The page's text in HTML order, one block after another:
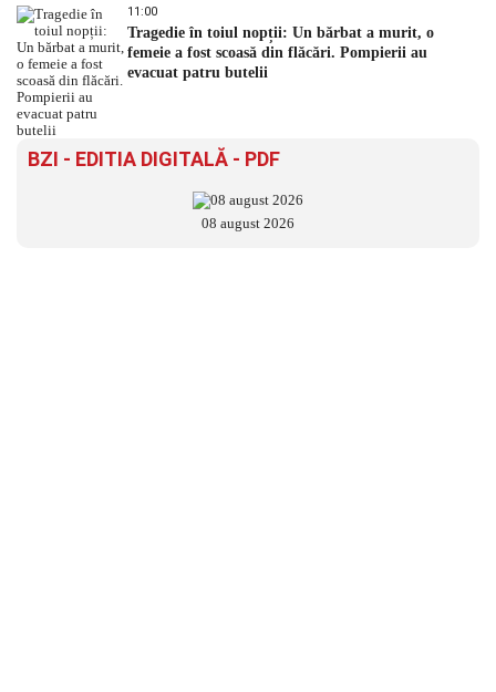
11:00
Tragedie în toiul nopții: Un bărbat a murit, o
femeie a fost scoasă din flăcări. Pompierii au
evacuat patru butelii
BZI - EDITIA DIGITALĂ - PDF
08 august 2026